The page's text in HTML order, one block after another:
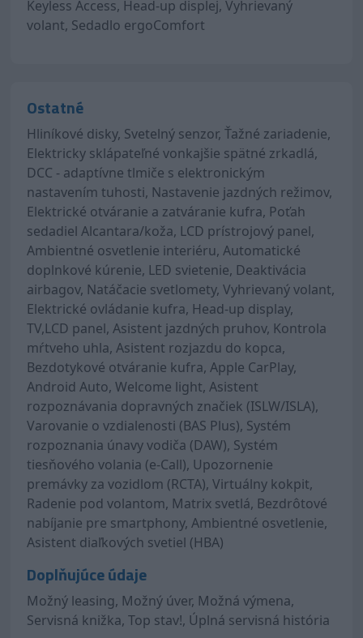
Keyless Access, Head-up displej, Vyhrievaný
volant, Sedadlo ergoComfort
Ostatné
Hliníkové disky, Svetelný senzor, Ťažné zariadenie,
Elektricky sklápateľné vonkajšie spätné zrkadlá,
DCC - adaptívne tlmiče s elektronickým
nastavením tuhosti, Nastavenie jazdných režimov,
Elektrické otváranie a zatváranie kufra, Poťah
sedadiel Alcantara/koža, LCD prístrojový panel,
Ambientné osvetlenie interiéru, Automatické
doplnkové kúrenie, LED svietenie, Deaktivácia
airbagov, Natáčacie svetlomety, Vyhrievaný volant,
Elektrické ovládanie kufra, Head-up display,
TV,LCD panel, Asistent jazdných pruhov, Kontrola
mŕtveho uhla, Asistent rozjazdu do kopca,
Bezdotykové otváranie kufra, Apple CarPlay,
Android Auto, Welcome light, Asistent
rozpoznávania dopravných značiek (ISLW/ISLA),
Varovanie o vzdialenosti (BAS Plus), Systém
rozpoznania únavy vodiča (DAW), Systém
tiesňového volania (e-Call), Upozornenie
premávky za vozidlom (RCTA), Virtuálny kokpit,
Radenie pod volantom, Matrix svetlá, Bezdrôtové
nabíjanie pre smartphony, Ambientné osvetlenie,
Asistent diaľkových svetiel (HBA)
Doplňujúce údaje
Možný leasing, Možný úver, Možná výmena,
Servisná knižka, Top stav!, Úplná servisná história